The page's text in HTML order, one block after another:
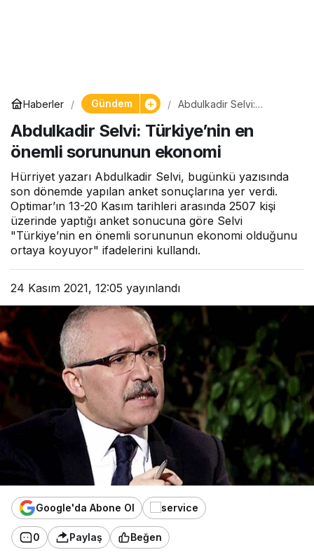
Haberler Gündem
Abdulkadir Selvi:
sorununun ekonomi
Abdulkadir Selvi: Türkiye’nin en
önemli sorununun ekonomi
Hürriyet yazarı Abdulkadir Selvi, bugünkü yazısında
son dönemde yapılan anket sonuçlarına yer verdi.
Optimar’ın 13-20 Kasım tarihleri arasında 2507 kişi
üzerinde yaptığı anket sonucuna göre Selvi
"Türkiye’nin en önemli sorununun ekonomi olduğunu
ortaya koyuyor" ifadelerini kullandı.
24 Kasım 2021, 12:05 yayınlandı
Google'da Abone Ol
0 Paylaş Beğen